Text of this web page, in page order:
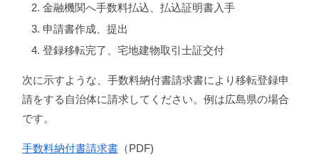
金融機関へ手数料払込、払込証明書入手
申請書作成、提出
登録移転完了、宅地建物取引士証交付
次に示すような、手数料納付書請求書により移転登録申
請をする自治体に請求してください。 例は広島県の場合
です。
手数料納付書請求書 （PDF)